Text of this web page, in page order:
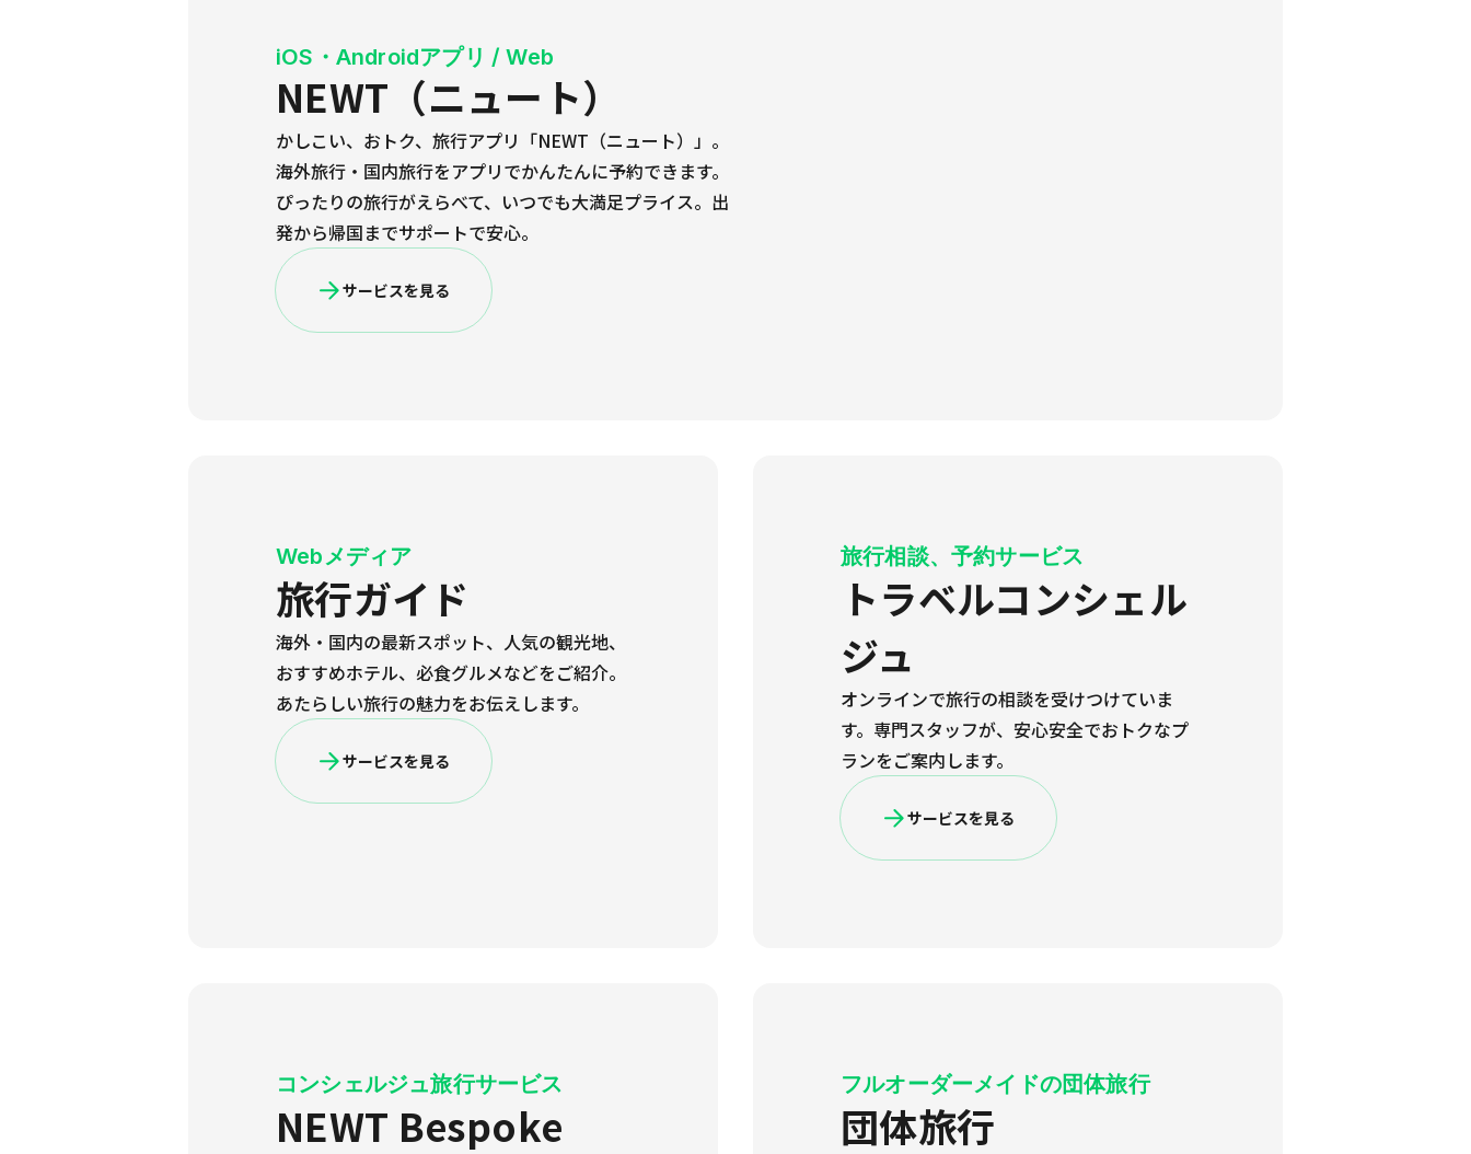
iOS・Androidアプリ / Web
NEWT（ニュート）
かしこい、おトク、旅行アプリ「NEWT（ニュート）」。
海外旅行・国内旅行をアプリでかんたんに予約できます。
ぴったりの旅行がえらべて、いつでも大満足プライス。出
発から帰国までサポートで安心。
サービスを見る
Webメディア
旅行ガイド
海外・国内の最新スポット、人気の観光地、
おすすめホテル、必食グルメなどをご紹介。
あたらしい旅行の魅力をお伝えします。
サービスを見る
旅行相談、予約サービス
トラベルコンシェル
ジュ
オンラインで旅行の相談を受けつけていま
す。専門スタッフが、安心安全でおトクなプ
ランをご案内します。
サービスを見る
コンシェルジュ旅行サービス
NEWT Bespoke
フルオーダーメイドの団体旅行
団体旅行